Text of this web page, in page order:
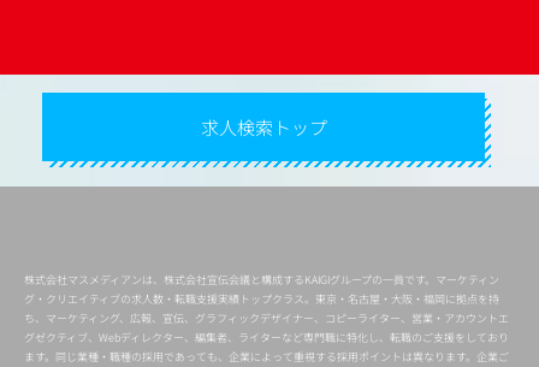
求人検索トップ
株式会社マスメディアンは、株式会社宣伝会議と構成するKAIGIグループの一員です。マーケティン
グ・クリエイティブの求人数・転職支援実績トップクラス。東京・名古屋・大阪・福岡に拠点を持
ち、マーケティング、広報、宣伝、グラフィックデザイナー、コピーライター、営業・アカウントエ
グゼクティブ、Webディレクター、編集者、ライターなど専門職に特化し、転職のご支援をしており
ます。同じ業種・職種の採用であっても、企業によって重視する採用ポイントは異なります。企業ご